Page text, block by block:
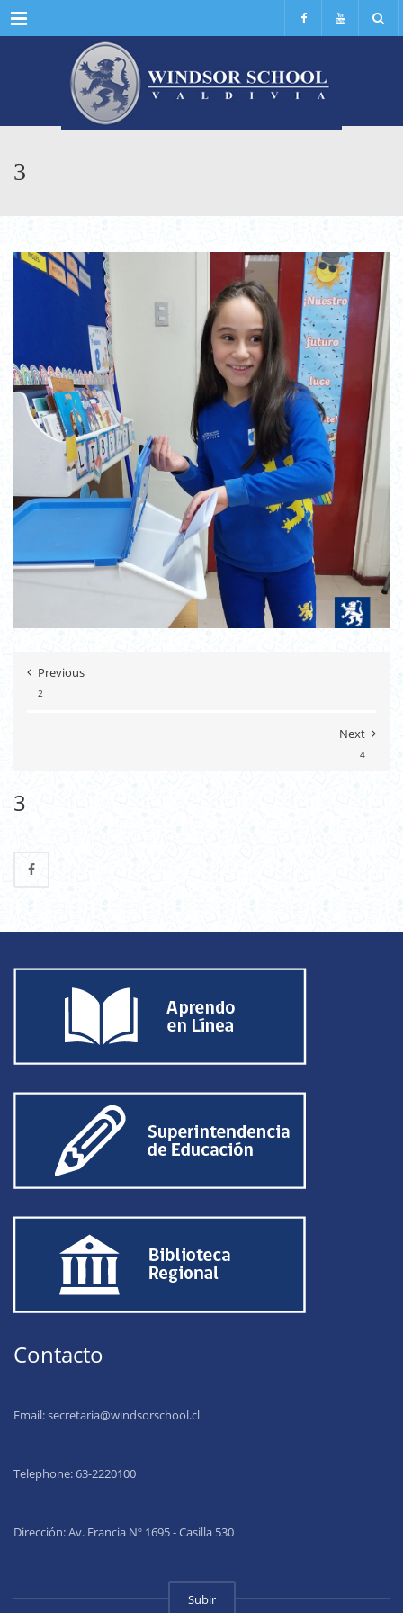
Menu
3
Previous
2
Next
4
3
Contacto
Email:secretaria@windsorschool.cl
Telephone: 63-2220100
Dirección: Av. Francia Nº 1695 - Casilla 530
Subir